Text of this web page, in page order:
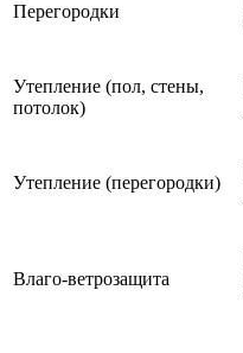
Перегородки
Утепление (пол, стены,
потолок)
Утепление (перегородки)
Влаго-ветрозащита